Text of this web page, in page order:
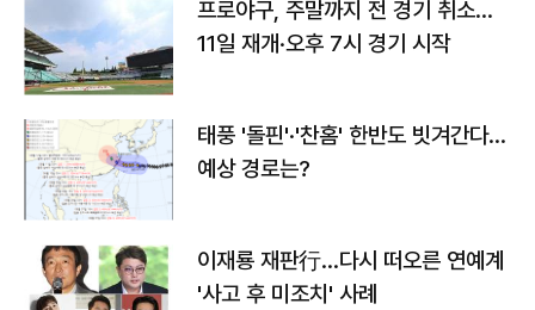
프로야구, 주말까지 전 경기 취소…
11일 재개·오후 7시 경기 시작
태풍 '돌핀'·'찬홈' 한반도 빗겨간다…
예상 경로는?
이재룡 재판行…다시 떠오른 연예계
'사고 후 미조치' 사례